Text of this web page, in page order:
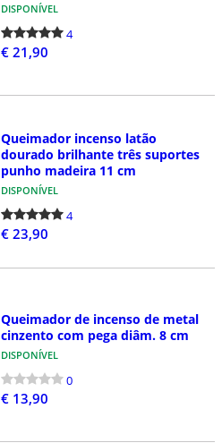
DISPONÍVEL
4
€ 21,90
Queimador incenso latão
dourado brilhante três suportes
punho madeira 11 cm
DISPONÍVEL
4
€ 23,90
Queimador de incenso de metal
cinzento com pega diâm. 8 cm
DISPONÍVEL
0
€ 13,90